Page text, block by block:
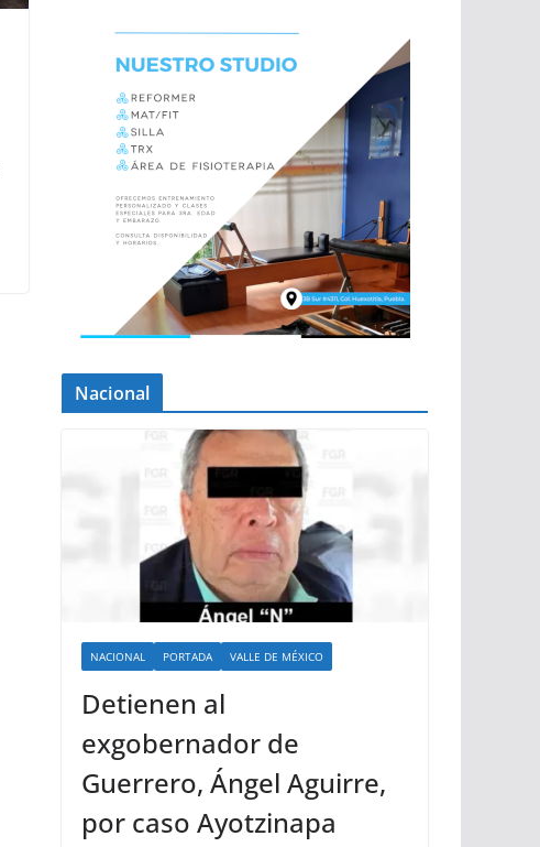
Nacional
NACIONAL PORTADA VALLE DE MÉXICO
Detienen al
exgobernador de
Guerrero, Ángel Aguirre,
por caso Ayotzinapa